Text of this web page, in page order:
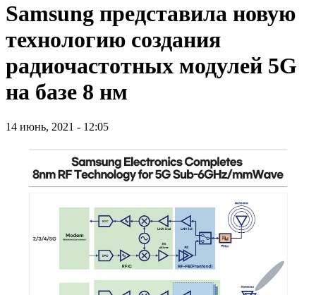
Samsung представила новую
технологию создания
радиочастотных модулей 5G
на базе 8 нм
14 июнь, 2021 - 12:05